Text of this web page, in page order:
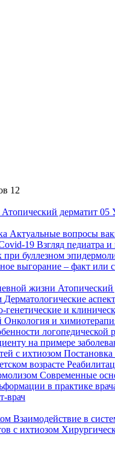
12
Атопический дерматит 05
Актуальные вопросы
19 Взгляд педиатра
при буллезном
выгорание – факт или
жизни Атопический
Дерматологические
генетические и
Онкология и
логопедической
на примере
с ихтиозом
возрасте
Современные
в практике
врач
Взаимодействие в
с ихтиозом